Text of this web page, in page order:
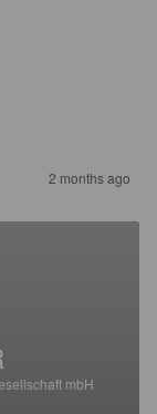
2 months ago
mbH